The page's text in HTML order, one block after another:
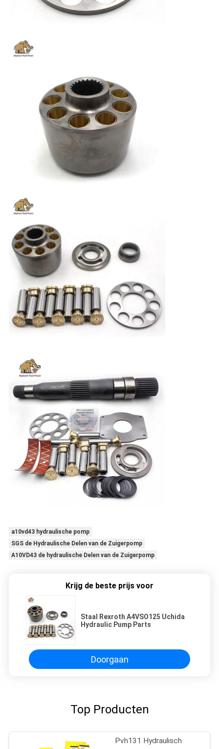
a10vd43 hydraulische pomp
SGS de Hydraulische Delen van de Zuigerpomp
A10VD43 de hydraulische Delen van de Zuigerpomp
Krijg de beste prijs voor
Staal Rexroth A4VSO125 Uchida
Hydraulic Pump Parts
Doorgaan
Top Producten
Pvh131 Hydraulisch